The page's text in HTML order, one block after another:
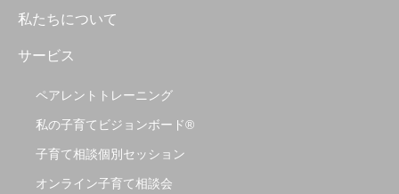
私たちについて
サービス
ペアレントトレーニング
私の子育てビジョンボード®
子育て相談個別セッション
オンライン子育て相談会